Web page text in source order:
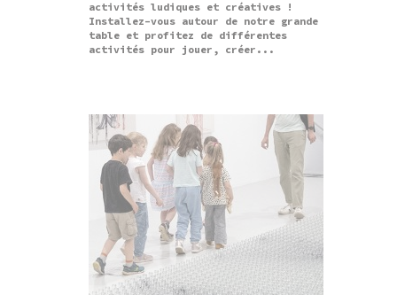
activités ludiques et créatives !
Installez-vous autour de notre grande
table et profitez de différentes
activités pour jouer, créer...